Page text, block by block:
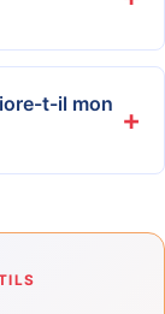
t-il mon